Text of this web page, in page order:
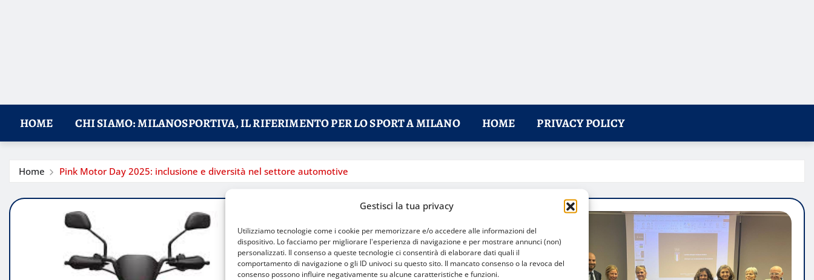
Gestisci la tua privacy
Utilizziamo tecnologie come i cookie per memorizzare e/o accedere alle informazioni del
dispositivo. Lo facciamo per migliorare l'esperienza di navigazione e per mostrare annunci (non)
personalizzati. Il consenso a queste tecnologie ci consentirà di elaborare dati quali il
comportamento di navigazione o gli ID univoci su questo sito. Il mancato consenso o la revoca del
consenso possono influire negativamente su alcune caratteristiche e funzioni.
HOME CHI SIAMO: MILANOSPORTIVA, IL RIFERIMENTO PER LO SPORT A MILANO HOME PRIVACY POLICY
Home Pink Motor Day 2025: inclusione e diversità nel settore automotive